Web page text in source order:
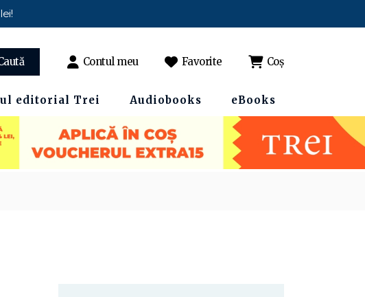
Contul meu Favorite Coș
editorial Trei Audiobooks eBooks